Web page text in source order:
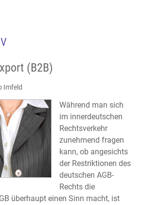
(B2B)
Imfeld
Während man sich
im innerdeutschen
Rechtsverkehr
zunehmend fragen
kann, ob angesichts
der Restriktionen des
deutschen AGB-
Rechts die
überhaupt einen Sinn macht, ist